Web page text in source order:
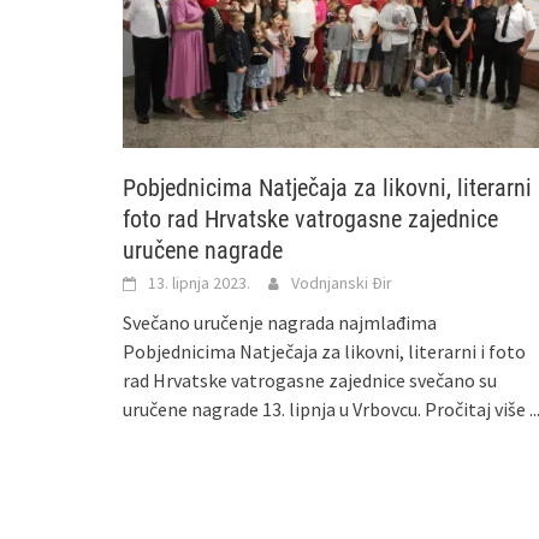
Pobjednicima Natječaja za likovni, literarni
foto rad Hrvatske vatrogasne zajednice
uručene nagrade
13. lipnja 2023. Vodnjanski Đir
Svečano uručenje nagrada najmlađima
Pobjednicima Natječaja za likovni, literarni i foto
rad Hrvatske vatrogasne zajednice svečano su
uručene nagrade 13. lipnja u Vrbovcu. Pročitaj više ...